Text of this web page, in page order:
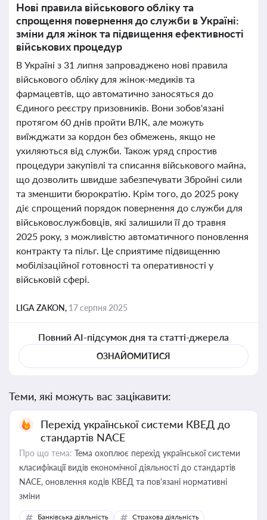
Нові правила військового обліку та
спрощення повернення до служби в Україні:
зміни для жінок та підвищення ефективності
військових процедур
В Україні з 31 липня запроваджено нові правила
військового обліку для жінок-медиків та
фармацевтів, що автоматично заносяться до
Єдиного реєстру призовників. Вони зобов'язані
протягом 60 днів пройти ВЛК, але можуть
виїжджати за кордон без обмежень, якщо не
ухиляються від служби. Також уряд спростив
процедури закупівлі та списання військового майна,
що дозволить швидше забезпечувати Збройні сили
та зменшити бюрократію. Крім того, до 2025 року
діє спрощений порядок повернення до служби для
військовослужбовців, які залишили її до травня
2025 року, з можливістю автоматичного поновлення
контракту та пільг. Це сприятиме підвищенню
мобілізаційної готовності та оперативності у
військовій сфері.
LIGA ZAKON, 17 серпня 2025
Повний AI-підсумок дня та статті-джерела
ОЗНАЙОМИТИСЯ
Теми, які можуть вас зацікавити:
Перехід української системи КВЕД до
стандартів NACE
Про що тема: Тема охоплює перехід української системи
класифікації видів економічної діяльності до стандартів
NACE, оновлення кодів КВЕД та пов'язані нормативні
зміни
Банківська діяльність Страхова діяльність